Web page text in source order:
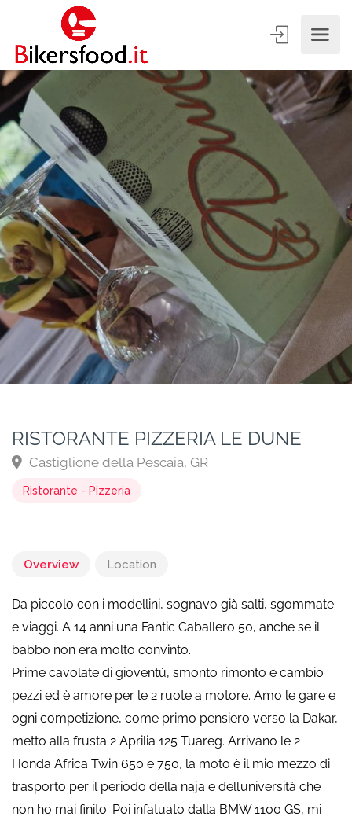
RISTORANTE PIZZERIA LE DUNE
Castiglione della Pescaia, GR
Ristorante - Pizzeria
Overview Location
Da piccolo con i modellini, sognavo già salti, sgommate
e viaggi. A 14 anni una Fantic Caballero 50, anche se il
babbo non era molto convinto.
Prime cavolate di gioventù, smonto rimonto e cambio
pezzi ed è amore per le 2 ruote a motore. Amo le gare e
ogni competizione, come primo pensiero verso la Dakar,
metto alla frusta 2 Aprilia 125 Tuareg. Arrivano le 2
Honda Africa Twin 650 e 750, la moto è il mio mezzo di
trasporto per il periodo della naja e dell’università che
non ho mai finito. Poi infatuato dalla BMW 1100 GS, mi